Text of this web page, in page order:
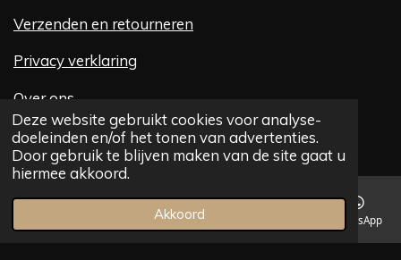
Deze website gebruikt cookies voor analyse-
doeleinden en/of het tonen van advertenties.
Door gebruik te blijven maken van de site gaat u
hiermee akkoord.
Akkoord
Verzenden en retourneren
Privacy verklaring
Over ons
Contact
Telefoonnummer WhatsApp